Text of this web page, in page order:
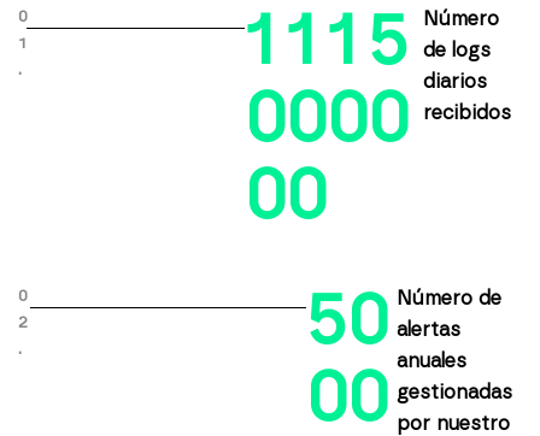
0
1
.
1 1 1 5
0000
00
Número
de logs
diarios
recibidos
0
2
.
50
00
Número de
alertas
anuales
gestionadas
por nuestro